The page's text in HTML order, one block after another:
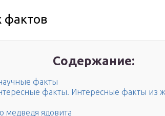
фактов
Содержание:
факты
факты. Интересные факты из
медведя ядовита